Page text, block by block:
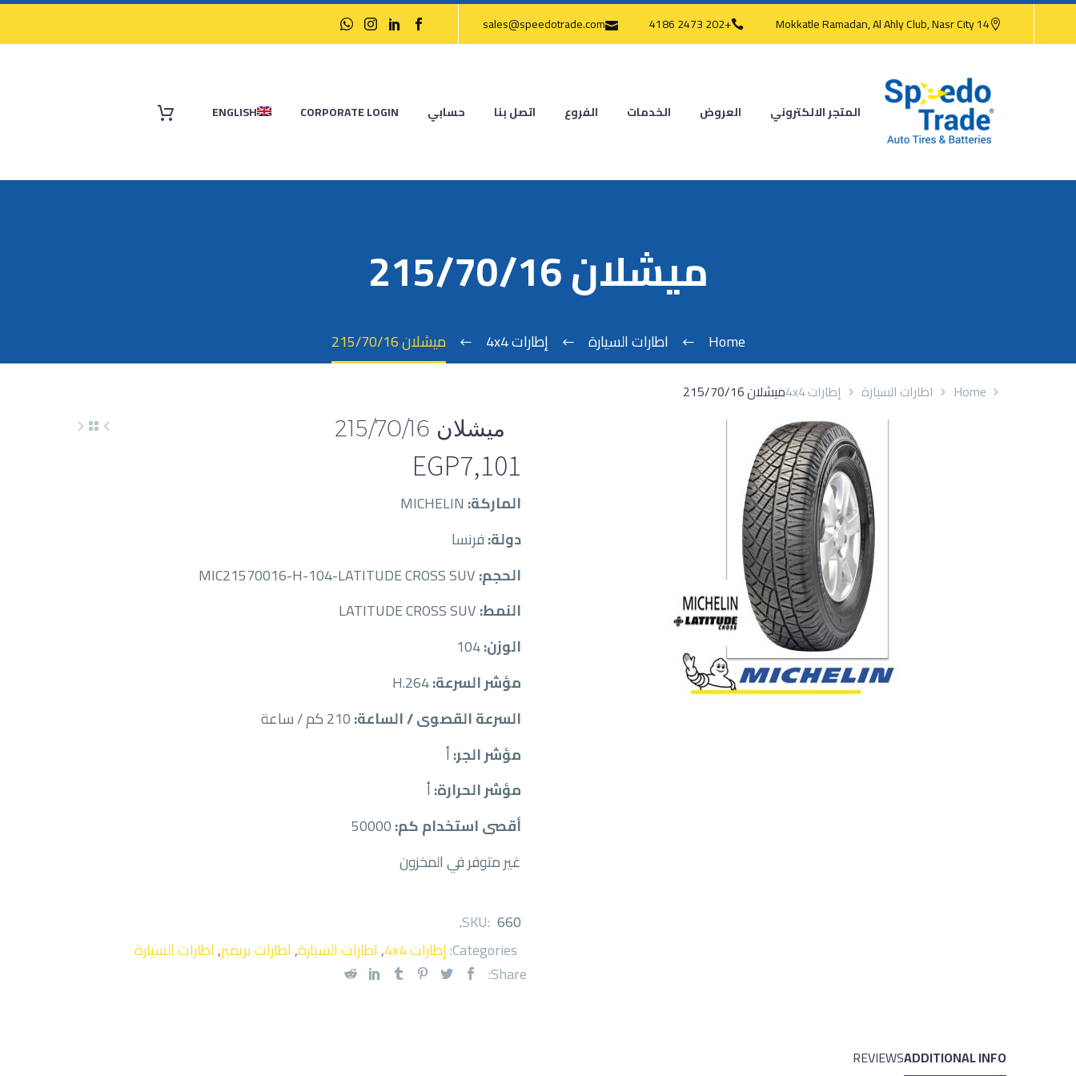
14 Mokkatle Ramadan, Al Ahly Club, Nasr City
+202 2473 4186
sales@speedotrade.com
المتجر الالكتروني العروض الخدمات الفروع اتصل بنا حسابي CORPORATE LOGIN
ENGLISH
ميشلان 215/70/16
Home اطارات السيارة إطارات 4x4 ميشلان 215/70/16
Home اطارات السيارة إطارات 4x4 ميشلان 215/70/16
ميشلان 215/70/16
EGP7,101
الماركة:
دولة:فرنسا
الحجم:
النمط:
الوزن:
مؤشر السرعة:
السرعة القصوى / الساعة:
مؤشر الجر:أ
مؤشر الحرارة:أ
أقصى استخدام كم:
غير متوفر في المخزون
SKU: 660
.
Categories: إطارات 4x4 ,اطارات السيارة,اطارات بريمير,اطارات السيارة
Share:
ADDITIONAL INFO
REVIEWS